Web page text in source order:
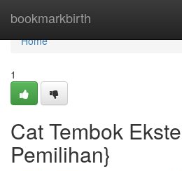
bookmarkbirth
Home
Home
1
Cat Tembok
Pemilihan}